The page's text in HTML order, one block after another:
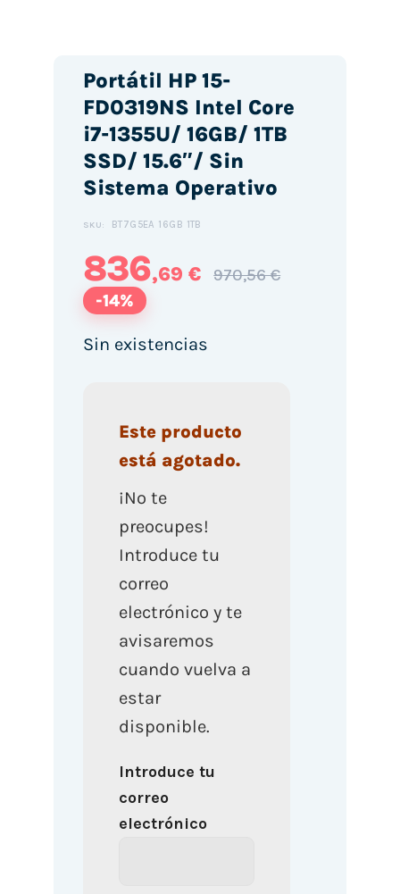
Portátil HP 15-
FD0319NS Intel Core
i7-1355U/ 16GB/ 1TB
SSD/ 15.6″/ Sin
Sistema Operativo
SKU: BT7G5EA 16GB 1TB
836,69 € 970,56 €
-14%
Sin existencias
Este producto
está agotado.
¡No te
preocupes!
Introduce tu
correo
electrónico y te
avisaremos
cuando vuelva a
estar
disponible.
Introduce tu
correo
electrónico